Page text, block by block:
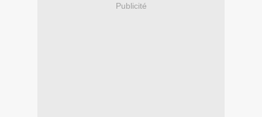
Publicité